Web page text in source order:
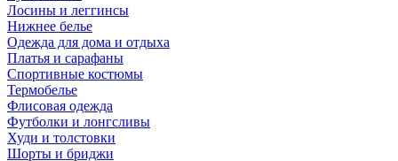
Лосины и леггинсы
Нижнее белье
Одежда для дома и отдыха
Платья и сарафаны
Спортивные костюмы
Термобелье
Флисовая одежда
Футболки и лонгсливы
Худи и толстовки
Шорты и бриджи